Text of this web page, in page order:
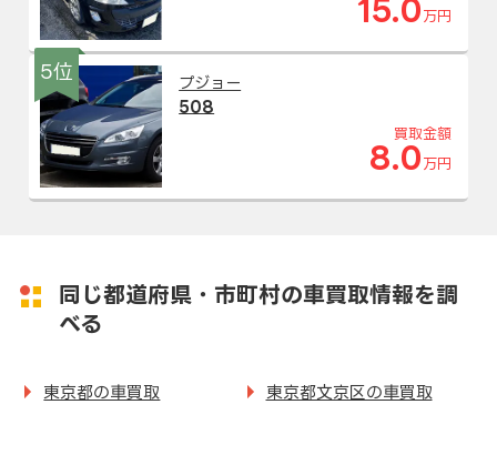
15.0 万円
5位
プジョー
508
買取金額
8.0 万円
同じ都道府県・市町村の車買取情報を調
べる
東京都の車買取 東京都文京区の車買取